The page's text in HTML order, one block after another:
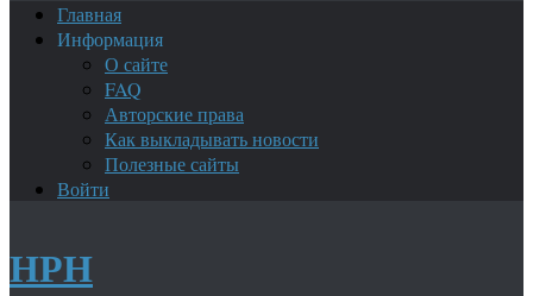
Главная
Информация
О сайте
FAQ
Авторские права
Как выкладывать новости
Полезные сайты
Войти
НРН